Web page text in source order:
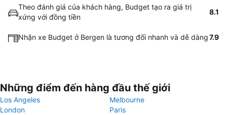
Theo đánh giá của khách hàng, Budget tạo ra giá trị
xứng với đồng tiền
8.1
Nhận xe Budget ở Bergen là tương đối nhanh và dễ dàng7.9
Những điểm đến hàng đầu thế giới
Los Angeles
Melbourne
London
Paris